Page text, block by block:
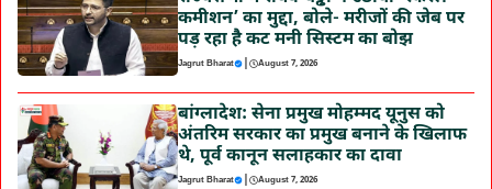
कमीशन’ का मुद्दा, बोले- मरीजों की जेब पर
पड़ रहा है कट मनी सिस्टम का बोझ
Jagrut Bharat | August 7, 2026
बांग्लादेश: सेना प्रमुख मोहम्मद यूनुस को
अंतरिम सरकार का प्रमुख बनाने के खिलाफ
थे, पूर्व कानून सलाहकार का दावा
Jagrut Bharat | August 7, 2026